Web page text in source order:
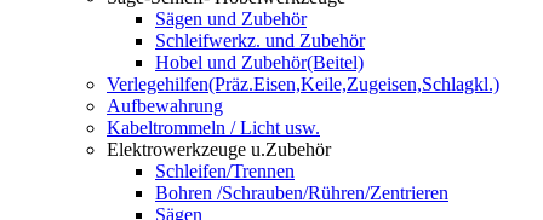
Sägen und Zubehör
Schleifwerkz. und Zubehör
Hobel und Zubehör(Beitel)
Verlegehilfen(Präz.Eisen,Keile,Zugeisen,Schlagkl.)
Aufbewahrung
Kabeltrommeln / Licht usw.
Elektrowerkzeuge u.Zubehör
Schleifen/Trennen
Bohren /Schrauben/Rühren/Zentrieren
Sägen